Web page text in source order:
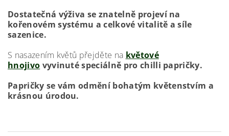
Dostatečná výživa se znatelně projeví na
kořenovém systému a celkové vitalitě a síle
sazenice.
S nasazením květů přejděte na květové
hnojivo vyvinuté speciálně pro chilli papričky.
Papričky se vám odmění bohatým květenstvím a
krásnou úrodou.